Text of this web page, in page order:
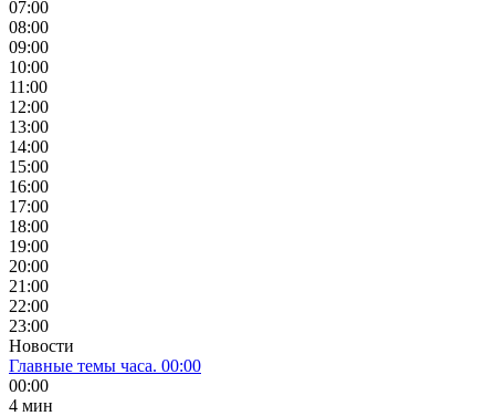
07:00
08:00
09:00
10:00
11:00
12:00
13:00
14:00
15:00
16:00
17:00
18:00
19:00
20:00
21:00
22:00
23:00
Новости
Главные темы часа. 00:00
00:00
4 мин